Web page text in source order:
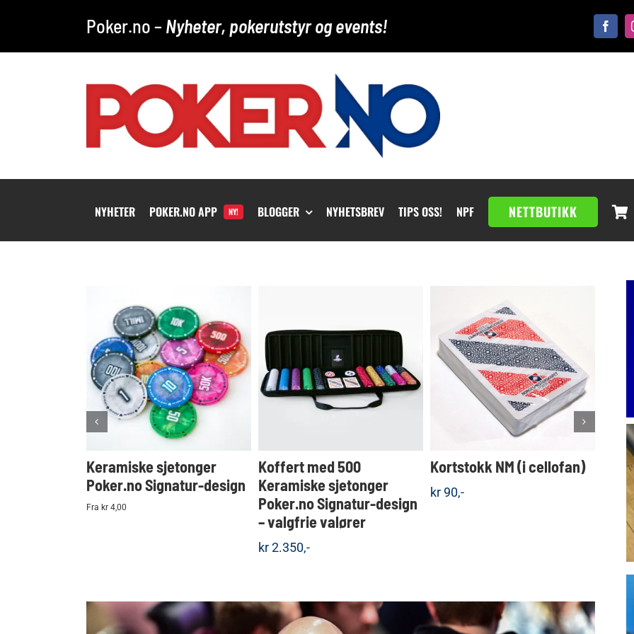
Poker.no – Nyheter, pokerutstyr og events!
NYHETER POKER.NO APP NY! BLOGGER NYHETSBREV TIPS OSS! NPF NETTBUTIKK
KJØP
Detaljer
Keramiske sjetonger
Poker.no Signatur-design
Fra kr 4,00
KJØP
Detaljer
Koffert med 500
Keramiske sjetonger
Poker.no Signatur-design
– valgfrie valører
kr2.350,-
KJØPDette
produktet
har
flere
varianter.
Alternativene
på
produktsiden
Detaljer
Kortstokk NM (i cellofan)
kr90,-